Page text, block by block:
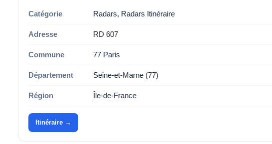
Catégorie Radars, Radars Itinéraire
Adresse RD 607
Commune 77 Paris
Département Seine-et-Marne (77)
Région Île-de-France
Itinéraire →